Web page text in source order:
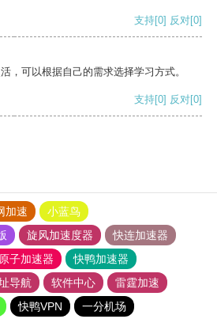
支持[0] 反对[0]
，可以根据自己的需求选择学习方式。
支持[0] 反对[0]
加速
小蓝鸟
旋风加速度器
快连加速器
原子加速器
快鸭加速器
导航 软件中心
雷霆加速
快鸭VPN 一分机场